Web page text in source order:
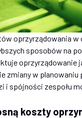
oprzyrządowania w
sposobów na
oprzyrządowanie
zmiany w
i spójności zespołu
koszty